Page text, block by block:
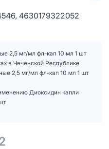
4630179322052
2,5 мг/мл фл-кап 10 мл 1 шт
в Чеченской Республике
2,5 мг/мл фл-кап 10 мл 1 шт
Диоксидин капли